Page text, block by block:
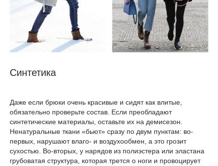
Синтетика
Даже если брюки очень красивые и сидят как влитые,
обязательно проверьте состав. Если преобладают
синтетические материалы, оставьте их на демисезон.
Ненатуральные ткани «бьют» сразу по двум пунктам: во-
первых, нарушают влаго- и воздухообмен, а это грозит
сухостью. Во-вторых, у нарядов из полиэстера или эластана
грубоватая структура, которая трется о ноги и провоцирует